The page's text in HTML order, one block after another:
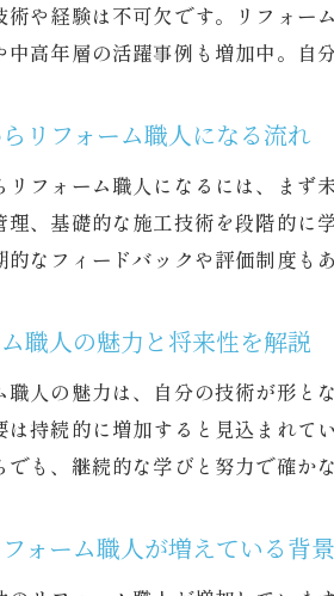
術や経験は不可欠です。リフォー
中高年層の活躍事例も増加中。自
リフォーム職人になる流れ
リフォーム職人になるには、まず
理、基礎的な施工技術を段階的に
的なフィードバックや評価制度も
職人の魅力と将来性を解説
職人の魅力は、自分の技術が形
は持続的に増加すると見込まれて
でも、継続的な学びと努力で確か
ォーム職人が増えている背景